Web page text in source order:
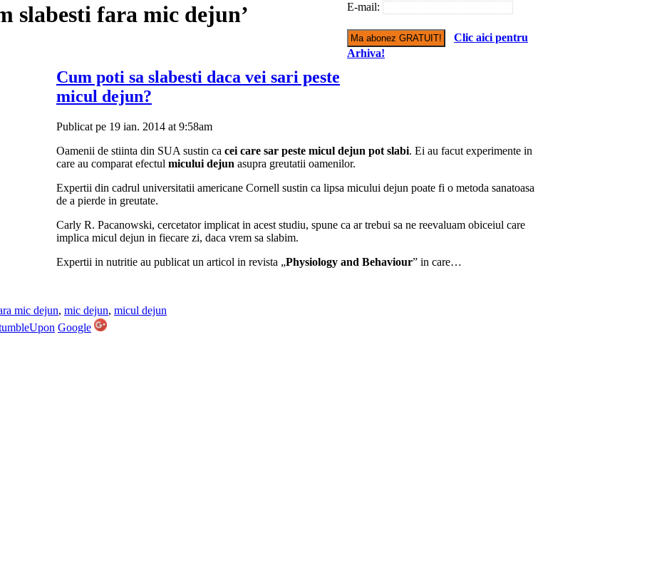
E-mail:
Clic aici pentru
Arhiva!
slabesti fara mic dejun’
Cum poti sa slabesti daca vei sari peste
micul dejun?
Publicat pe 19 ian. 2014 at 9:58am
Oamenii de stiinta din SUA sustin ca cei care sar peste micul dejun pot slabi. Ei au facut experimente in
care au comparat efectul micului dejun asupra greutatii oamenilor.
Expertii din cadrul universitatii americane Cornell sustin ca lipsa micului dejun poate fi o metoda sanatoasa
de a pierde in greutate.
Carly R. Pacanowski, cercetator implicat in acest studiu, spune ca ar trebui sa ne reevaluam obiceiul care
implica micul dejun in fiecare zi, daca vrem sa slabim.
Expertii in nutritie au publicat un articol in revista „Physiology and Behaviour” in care…
mic dejun, mic dejun, micul dejun
Google